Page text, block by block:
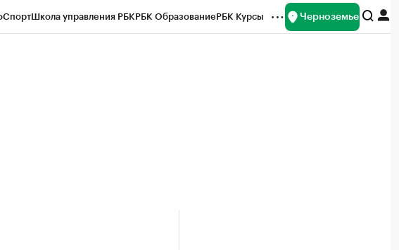
СпортШкола управления РБКРБК ОбразованиеРБК Курсы Черноземье